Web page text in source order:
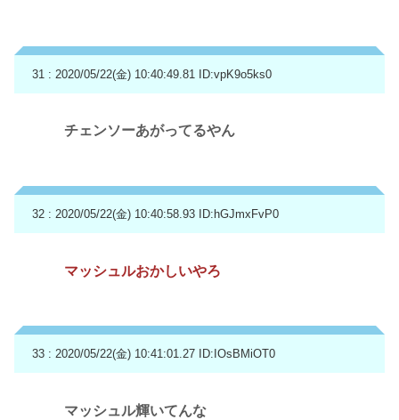
31 : 2020/05/22(金) 10:40:49.81 ID:vpK9o5ks0
チェンソーあがってるやん
32 : 2020/05/22(金) 10:40:58.93 ID:hGJmxFvP0
マッシュルおかしいやろ
33 : 2020/05/22(金) 10:41:01.27 ID:IOsBMiOT0
マッシュル輝いてんな